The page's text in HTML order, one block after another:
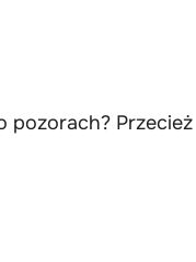
pozorach? Przecież